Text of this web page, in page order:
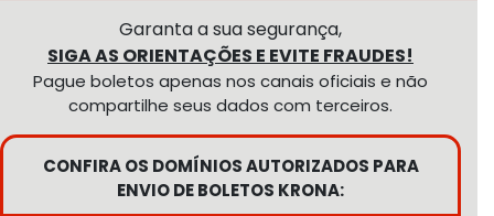
Garanta a sua segurança,
SIGA AS ORIENTAÇÕES E EVITE FRAUDES!
Pague boletos apenas nos canais oficiais e não
compartilhe seus dados com terceiros.
CONFIRA OS DOMÍNIOS AUTORIZADOS PARA
ENVIO DE BOLETOS KRONA: